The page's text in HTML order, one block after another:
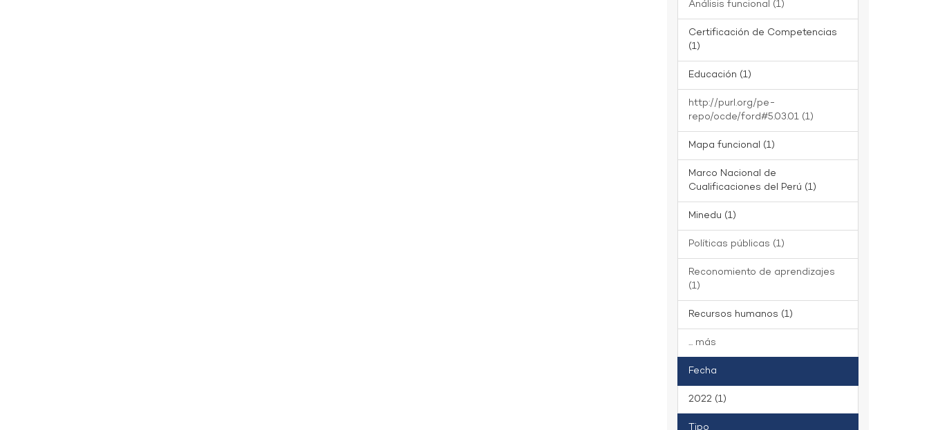
Análisis funcional (1)
Certificación de Competencias
(1)
Educación (1)
http://purl.org/pe-
repo/ocde/ford#5.03.01 (1)
Mapa funcional (1)
Marco Nacional de
Cualificaciones del Perú (1)
Minedu (1)
Políticas públicas (1)
Reconomiento de aprendizajes
(1)
Recursos humanos (1)
... más
Fecha
2022 (1)